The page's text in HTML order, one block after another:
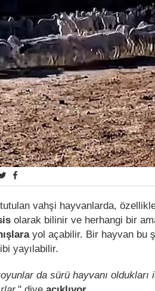
vahşi hayvanlarda,
olarak bilinir ve herhangi bir
yol açabilir. Bir hayvan bu
yayılabilir.
da sürü hayvanı